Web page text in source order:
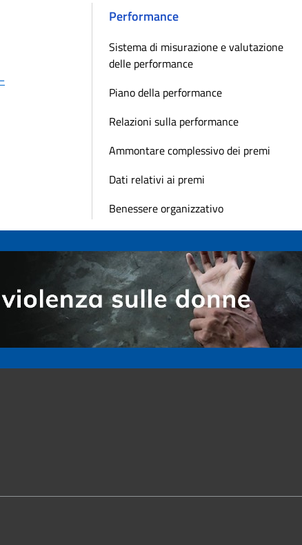
Performance
Sistema di misurazione e valutazione
delle performance
Piano della performance
Relazioni sulla performance
Ammontare complessivo dei premi
Dati relativi ai premi
Benessere organizzativo